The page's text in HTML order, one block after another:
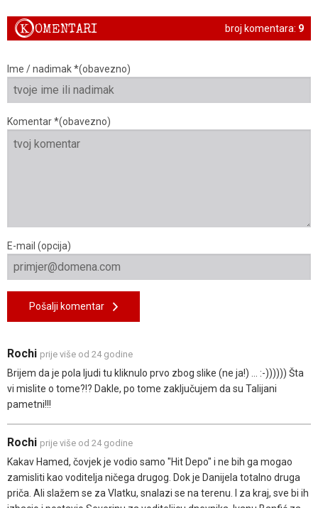
broj komentara: 9
KOMENTARI
Ime / nadimak *(obavezno)
Komentar *(obavezno)
E-mail (opcija)
Pošalji komentar
Rochi prije više od 24 godine
Brijem da je pola ljudi tu kliknulo prvo zbog slike (ne ja!) ... :-)))))) Šta
vi mislite o tome?!? Dakle, po tome zaključujem da su Talijani
pametni!!!
Rochi prije više od 24 godine
Kakav Hamed, čovjek je vodio samo "Hit Depo" i ne bih ga mogao
zamisliti kao voditelja ničega drugog. Dok je Danijela totalno druga
priča. Ali slažem se za Vlatku, snalazi se na terenu. I za kraj, sve bi ih